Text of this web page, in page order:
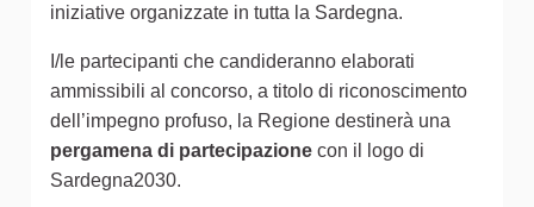
iniziative organizzate in tutta la Sardegna.
I/le partecipanti che candideranno elaborati
ammissibili al concorso, a titolo di riconoscimento
dell’impegno profuso, la Regione destinerà una
pergamena di partecipazione con il logo di
Sardegna2030.